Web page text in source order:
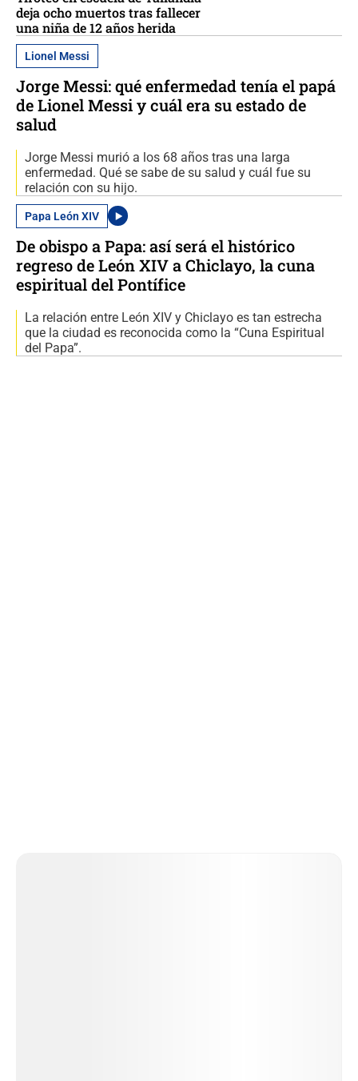
deja ocho muertos tras fallecer
una niña de 12 años herida
Lionel Messi
Jorge Messi: qué enfermedad tenía el papá
de Lionel Messi y cuál era su estado de
salud
Jorge Messi murió a los 68 años tras una larga
enfermedad. Qué se sabe de su salud y cuál fue su
relación con su hijo.
Papa León XIV
De obispo a Papa: así será el histórico
regreso de León XIV a Chiclayo, la cuna
espiritual del Pontífice
La relación entre León XIV y Chiclayo es tan estrecha
que la ciudad es reconocida como la “Cuna Espiritual
del Papa”.